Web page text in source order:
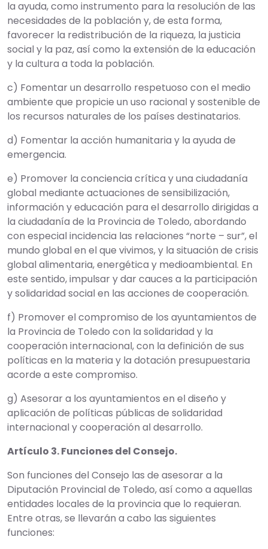
la ayuda, como instrumento para la resolución de las
necesidades de la población y, de esta forma,
favorecer la redistribución de la riqueza, la justicia
social y la paz, así como la extensión de la educación
y la cultura a toda la población.
c) Fomentar un desarrollo respetuoso con el medio
ambiente que propicie un uso racional y sostenible de
los recursos naturales de los países destinatarios.
d) Fomentar la acción humanitaria y la ayuda de
emergencia.
e) Promover la conciencia crítica y una ciudadanía
global mediante actuaciones de sensibilización,
información y educación para el desarrollo dirigidas a
la ciudadanía de la Provincia de Toledo, abordando
con especial incidencia las relaciones “norte – sur”, el
mundo global en el que vivimos, y la situación de crisis
global alimentaria, energética y medioambiental. En
este sentido, impulsar y dar cauces a la participación
y solidaridad social en las acciones de cooperación.
f) Promover el compromiso de los ayuntamientos de
la Provincia de Toledo con la solidaridad y la
cooperación internacional, con la definición de sus
políticas en la materia y la dotación presupuestaria
acorde a este compromiso.
g) Asesorar a los ayuntamientos en el diseño y
aplicación de políticas públicas de solidaridad
internacional y cooperación al desarrollo.
Artículo 3. Funciones del Consejo.
Son funciones del Consejo las de asesorar a la
Diputación Provincial de Toledo, así como a aquellas
entidades locales de la provincia que lo requieran.
Entre otras, se llevarán a cabo las siguientes
funciones: